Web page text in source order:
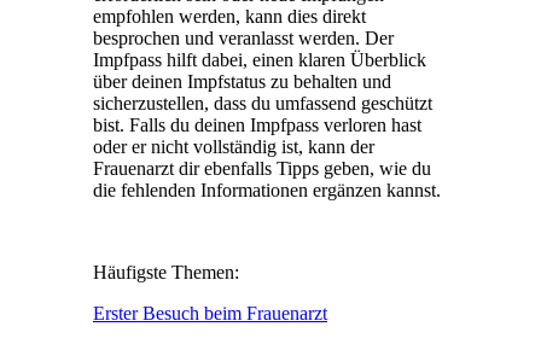
empfohlen werden, kann dies direkt
besprochen und veranlasst werden. Der
Impfpass hilft dabei, einen klaren Überblick
über deinen Impfstatus zu behalten und
sicherzustellen, dass du umfassend geschützt
bist. Falls du deinen Impfpass verloren hast
oder er nicht vollständig ist, kann der
Frauenarzt dir ebenfalls Tipps geben, wie du
die fehlenden Informationen ergänzen kannst.
Häufigste Themen:
Erster Besuch beim Frauenarzt